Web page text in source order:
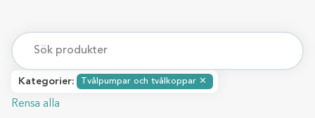
Kategorier: Tvålpumpar och tvålkoppar ✕
Rensa alla